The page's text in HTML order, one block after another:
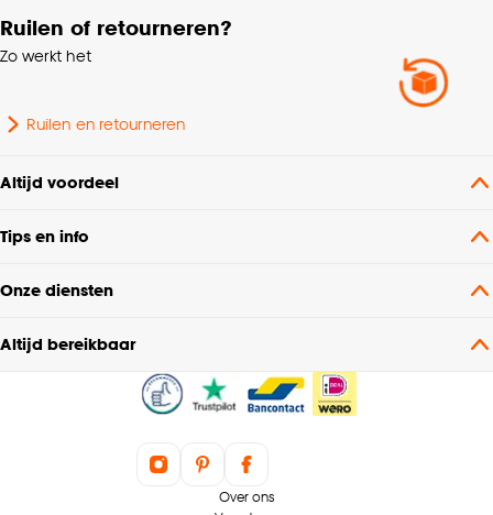
Ruilen of retourneren?
Zo werkt het
Ruilen en retourneren
Altijd voordeel
Tips en info
Onze diensten
Altijd bereikbaar
Over ons